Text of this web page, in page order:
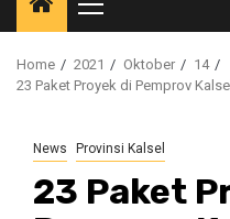
Primary
Menu
Home 2021 Oktober
14
23 Paket Proyek di Pemprov
News Provinsi Kalsel
23 Paket